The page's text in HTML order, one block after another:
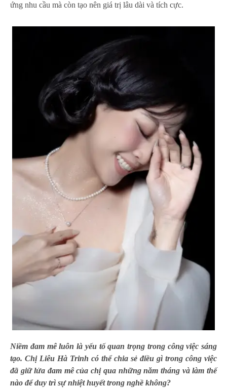
ứng nhu cầu mà còn tạo nên giá trị lâu dài và tích cực.
Niềm đam mê luôn là yếu tố quan trọng trong công việc sáng
tạo. Chị Liêu Hà Trinh có thể chia sẻ điều gì trong công việc
đã giữ lửa đam mê của chị qua những năm tháng và làm thế
nào để duy trì sự nhiệt huyết trong nghề không?